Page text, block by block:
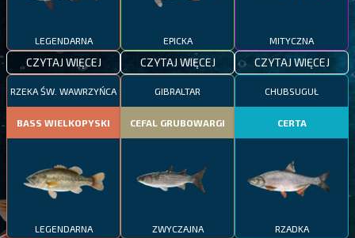
LEGENDARNA
CZYTAJ WIĘCEJ
EPICKA
CZYTAJ WIĘCEJ
MITYCZNA
CZYTAJ WIĘCEJ
RZEKA ŚW. WAWRZYŃCA
BASS WIELKOPYSKI
LEGENDARNA
GIBRALTAR
CEFAL GRUBOWARGI
ZWYCZAJNA
CHUBSUGUŁ
CERTA
RZADKA